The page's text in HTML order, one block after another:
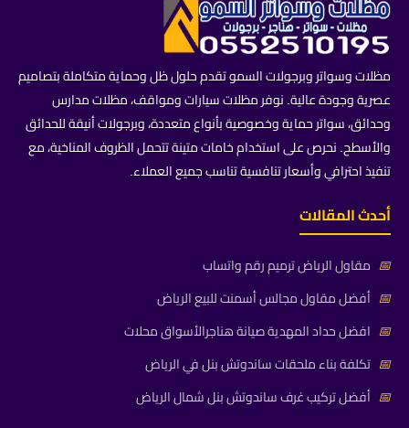
مظلات وسواتر وبرجولات السمو تقدم حلول ظل وحماية متكاملة بتصاميم
عصرية وجودة عالية. نوفر مظلات سيارات ومواقف، مظلات مدارس
وحدائق، سواتر حماية وخصوصية بأنواع متعددة، وبرجولات أنيقة للحدائق
والأسطح. نحرص على استخدام خامات متينة تتحمل الظروف المناخية، مع
تنفيذ احترافي وأسعار تنافسية تناسب جميع العملاء.
أحدث المقالات
📅 مقاول الرياض ترميم رقم واتساب
📅 أفضل مقاول مجالس أسمنت للبيع الرياض
📅 افضل حداد المهدية صيانة هناجرالأسواق محلات
📅 تكلفة بناء ملحقات ساندوتش بنل في الرياض
📅 أفضل تركيب غرف ساندوتش بنل شمال الرياض